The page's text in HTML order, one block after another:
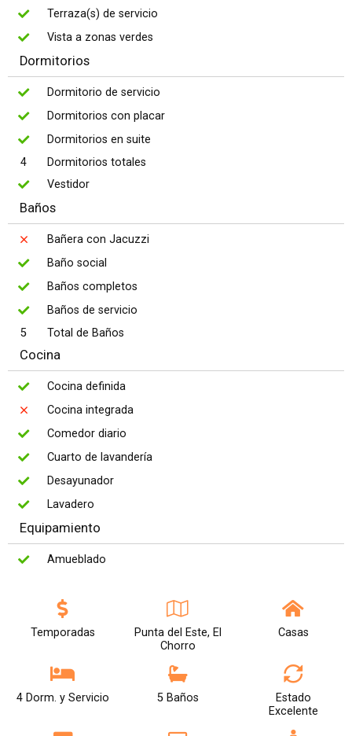
Temporadas
Punta del Este, El
Chorro
Casas
4 Dorm. y Servicio 5 Baños
Estado
Excelente
Terraza(s) de servicio
Vista a zonas verdes
Dormitorios
Dormitorio de servicio
Dormitorios con placar
Dormitorios en suite
4
Dormitorios totales
Vestidor
Baños
Bañera con Jacuzzi
Baño social
Baños completos
Baños de servicio
5
Total de Baños
Cocina
Cocina definida
Cocina integrada
Comedor diario
Cuarto de lavandería
Desayunador
Lavadero
Equipamiento
Amueblado